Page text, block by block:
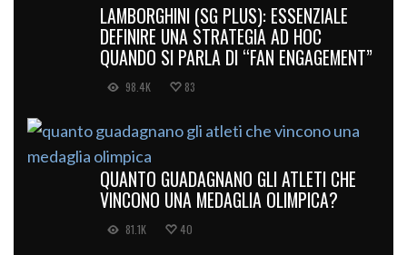
LAMBORGHINI (SG PLUS): ESSENZIALE
DEFINIRE UNA STRATEGIA AD HOC
QUANDO SI PARLA DI “FAN ENGAGEMENT”
98.4K 83
QUANTO GUADAGNANO GLI ATLETI CHE
VINCONO UNA MEDAGLIA OLIMPICA?
81.1K 40